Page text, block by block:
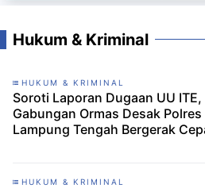
Hukum & Kriminal
HUKUM & KRIMINAL
Soroti Laporan Dugaan UU ITE,
Gabungan Ormas Desak Polres
Lampung Tengah Bergerak
HUKUM & KRIMINAL